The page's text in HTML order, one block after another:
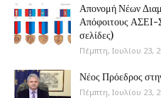
Απονομή Νέων
Απόφοιτους
σελίδες)
Πέμπτη, Ιουλίου 23,
Νέος Πρόεδρος
Πέμπτη, Ιουλίου 23,